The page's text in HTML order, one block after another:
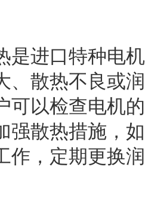
是进口特种电
、散热不良或
可以检查电机
强散热措施，
作，定期更换